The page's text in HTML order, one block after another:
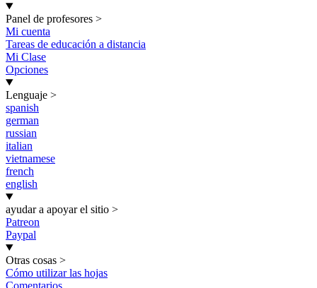
Panel de profesores >
Mi cuenta
Tareas de educación a distancia
Mi Clase
Opciones
Lenguaje >
spanish
german
russian
italian
vietnamese
french
english
ayudar a apoyar el sitio >
Patreon
Paypal
Otras cosas >
Cómo utilizar las hojas
Comentarios